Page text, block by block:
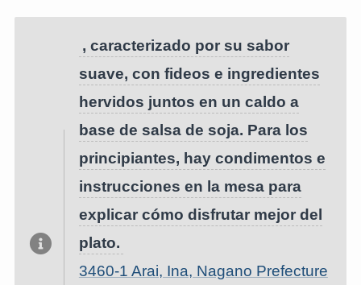
, caracterizado por su sabor
suave, con fideos e ingredientes
hervidos juntos en un caldo a
base de salsa de soja. Para los
principiantes, hay condimentos e
instrucciones en la mesa para
explicar cómo disfrutar mejor del
plato.
3460-1 Arai, Ina, Nagano Prefecture